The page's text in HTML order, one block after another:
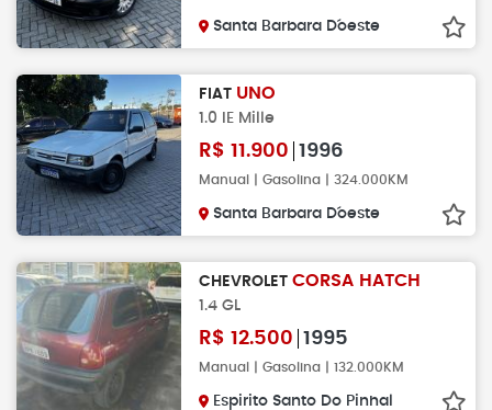
Santa Barbara D´oeste
FIAT UNO
1.0 IE Mille
R$ 11.900 1996
Manual | Gasolina | 324.000KM
Santa Barbara D´oeste
CHEVROLET CORSA HATCH
1.4 GL
R$ 12.500 1995
Manual | Gasolina | 132.000KM
Espirito Santo Do Pinhal